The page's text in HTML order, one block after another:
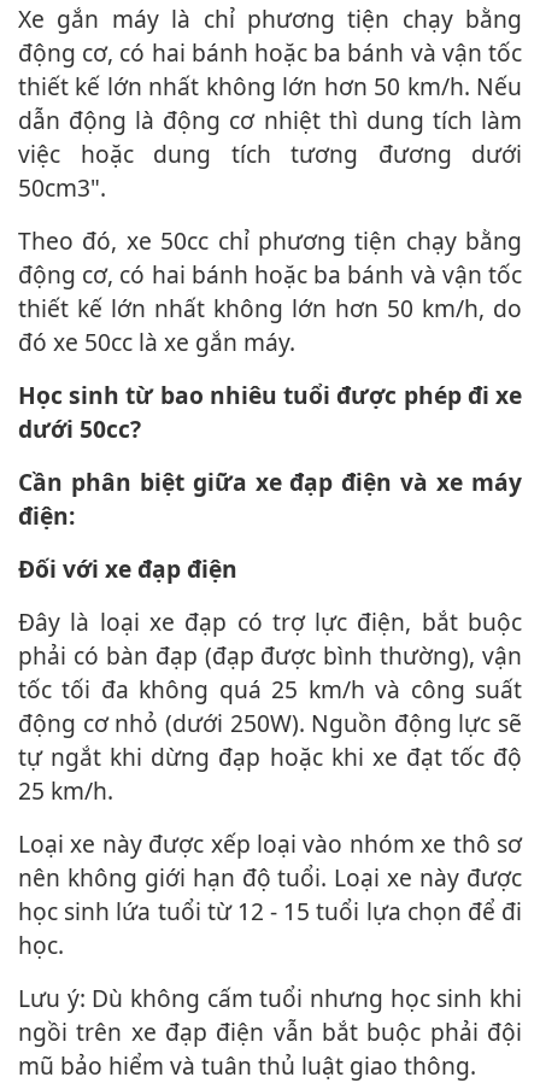
Xe gắn máy là chỉ phương tiện chạy bằng
động cơ, có hai bánh hoặc ba bánh và vận tốc
thiết kế lớn nhất không lớn hơn 50 km/h. Nếu
dẫn động là động cơ nhiệt thì dung tích làm
việc hoặc dung tích tương đương dưới
50cm3".
Theo đó, xe 50cc chỉ phương tiện chạy bằng
động cơ, có hai bánh hoặc ba bánh và vận tốc
thiết kế lớn nhất không lớn hơn 50 km/h, do
đó xe 50cc là xe gắn máy.
Học sinh từ bao nhiêu tuổi được phép đi xe
dưới 50cc?
Cần phân biệt giữa xe đạp điện và xe máy
điện:
Đối với xe đạp điện
Đây là loại xe đạp có trợ lực điện, bắt buộc
phải có bàn đạp (đạp được bình thường), vận
tốc tối đa không quá 25 km/h và công suất
động cơ nhỏ (dưới 250W). Nguồn động lực sẽ
tự ngắt khi dừng đạp hoặc khi xe đạt tốc độ
25 km/h.
Loại xe này được xếp loại vào nhóm xe thô sơ
nên không giới hạn độ tuổi. Loại xe này được
học sinh lứa tuổi từ 12 - 15 tuổi lựa chọn để đi
học.
Lưu ý: Dù không cấm tuổi nhưng học sinh khi
ngồi trên xe đạp điện vẫn bắt buộc phải đội
mũ bảo hiểm và tuân thủ luật giao thông.